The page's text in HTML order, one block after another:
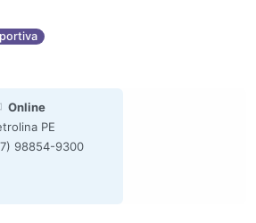
Online
PE
98854-9300